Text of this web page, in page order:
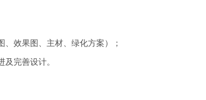
效果图、主材、绿化方案）；
完善设计。